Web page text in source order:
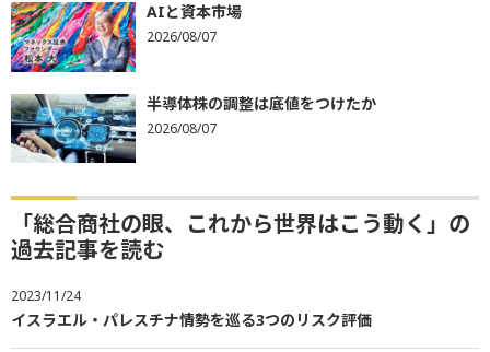
AIと資本市場
2026/08/07
半導体株の調整は底値をつけたか
2026/08/07
「総合商社の眼、これから世界はこう動く」の
過去記事を読む
2023/11/24
イスラエル・パレスチナ情勢を巡る3つのリスク評価